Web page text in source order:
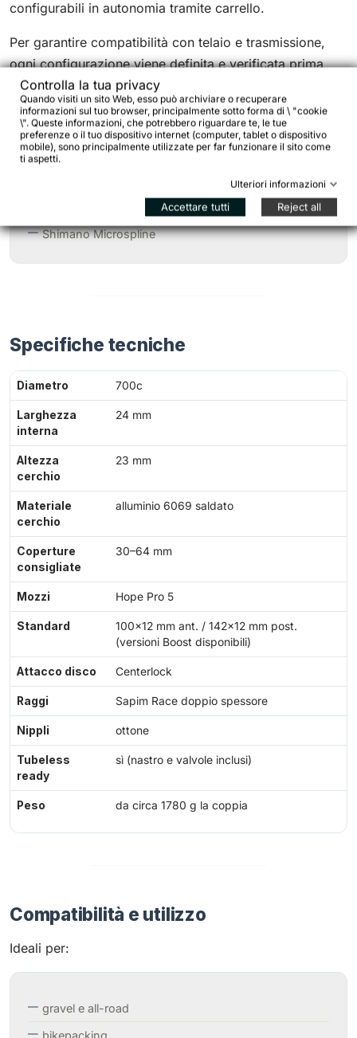
configurabili in autonomia tramite carrello.
Per garantire compatibilità con telaio e trasmissione,
ogni configurazione viene definita e verificata prima
della spedizione: info@bikejamming.it
Corpetti disponibili:
Shimano Microspline
Specifiche tecniche
Diametro 700c
Larghezza
interna
24 mm
Altezza
cerchio
23 mm
Materiale
cerchio
alluminio 6069 saldato
Coperture
consigliate
30–64 mm
Mozzi Hope Pro 5
Standard
100x12 mm ant. / 142x12 mm post.
(versioni Boost disponibili)
Attacco disco Centerlock
Raggi Sapim Race doppio spessore
Nippli ottone
Tubeless
ready
sì (nastro e valvole inclusi)
Peso da circa 1780 g la coppia
Compatibilità e utilizzo
Ideali per:
gravel e all-road
Controlla la tua privacy
Quando visiti un sito Web, esso può archiviare o recuperare
informazioni sul tuo browser, principalmente sotto forma di \ "cookie
\". Queste informazioni, che potrebbero riguardare te, le tue
preferenze o il tuo dispositivo internet (computer, tablet o dispositivo
mobile), sono principalmente utilizzate per far funzionare il sito come
ti aspetti.
Ulteriori informazioni
Accettare tutti Reject all